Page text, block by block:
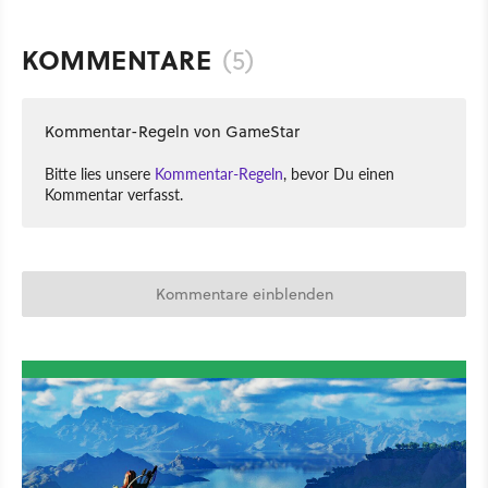
KOMMENTARE (5)
Kommentar-Regeln von GameStar
Bitte lies unsere Kommentar-Regeln, bevor Du einen
Kommentar verfasst.
Kommentare einblenden